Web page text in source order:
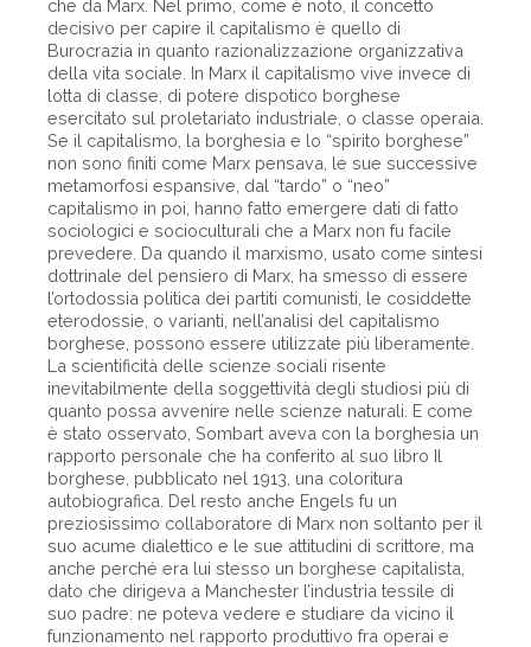
che da Marx. Nel primo, come è noto, il concetto
decisivo per capire il capitalismo è quello di
Burocrazia in quanto razionalizzazione organizzativa
della vita sociale. In Marx il capitalismo vive invece di
lotta di classe, di potere dispotico borghese
esercitato sul proletariato industriale, o classe operaia.
Se il capitalismo, la borghesia e lo “spirito borghese”
non sono finiti come Marx pensava, le sue successive
metamorfosi espansive, dal “tardo” o “neo”
capitalismo in poi, hanno fatto emergere dati di fatto
sociologici e socioculturali che a Marx non fu facile
prevedere. Da quando il marxismo, usato come sintesi
dottrinale del pensiero di Marx, ha smesso di essere
l’ortodossia politica dei partiti comunisti, le cosiddette
eterodossie, o varianti, nell’analisi del capitalismo
borghese, possono essere utilizzate più liberamente.
La scientificità delle scienze sociali risente
inevitabilmente della soggettività degli studiosi più di
quanto possa avvenire nelle scienze naturali. E come
è stato osservato, Sombart aveva con la borghesia un
rapporto personale che ha conferito al suo libro Il
borghese, pubblicato nel 1913, una coloritura
autobiografica. Del resto anche Engels fu un
preziosissimo collaboratore di Marx non soltanto per il
suo acume dialettico e le sue attitudini di scrittore, ma
anche perché era lui stesso un borghese capitalista,
dato che dirigeva a Manchester l’industria tessile di
suo padre: ne poteva vedere e studiare da vicino il
funzionamento nel rapporto produttivo fra operai e